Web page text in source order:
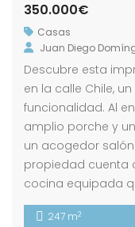
350.000€
Casas
Juan Diego
Descubre esta
en la calle Chile,
funcionalidad. Al
amplio porche y
un acogedor
propiedad cuenta
cocina equipada
247 m2